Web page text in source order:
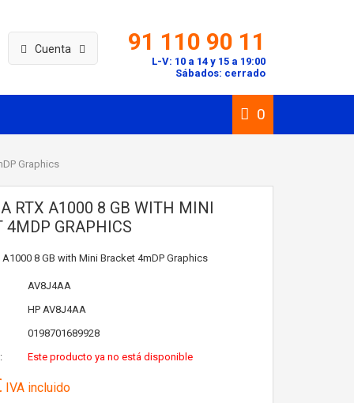
Cuenta 91 110 90 11
L-V: 10 a 14 y 15 a 19:00
Sábados: cerrado
0
Graphics
RTX A1000 8 GB WITH MINI
4MDP GRAPHICS
A1000 8 GB with Mini Bracket 4mDP Graphics
AV8J4AA
HP AV8J4AA
0198701689928
Este producto ya no está disponible
IVA incluido